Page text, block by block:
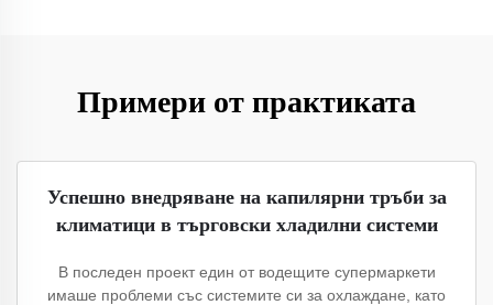
Примери от практиката
Успешно внедряване на капилярни тръби за
климатици в търговски хладилни системи
В последен проект един от водещите супермаркети
имаше проблеми със системите си за охлаждане, като